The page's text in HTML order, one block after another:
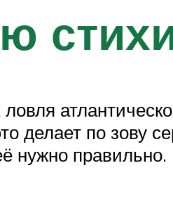
делает по зову
нужно правильно.